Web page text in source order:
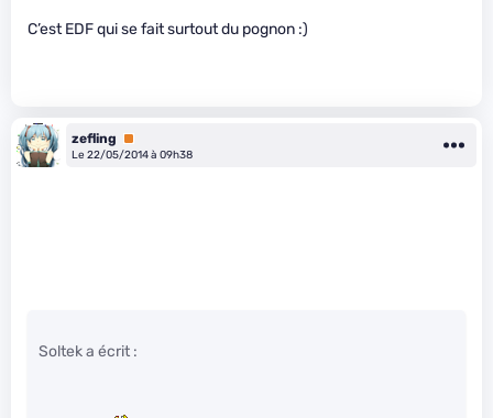
C’est EDF qui se fait surtout du pognon :)
zefling
Premium
Le 22/05/2014 à 09h38
Soltek a écrit :